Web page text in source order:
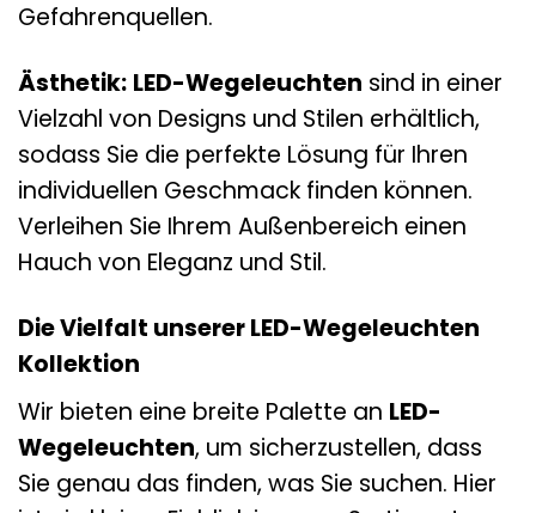
Gefahrenquellen.
Ästhetik: LED-Wegeleuchten sind in einer
Vielzahl von Designs und Stilen erhältlich,
sodass Sie die perfekte Lösung für Ihren
individuellen Geschmack finden können.
Verleihen Sie Ihrem Außenbereich einen
Hauch von Eleganz und Stil.
Die Vielfalt unserer LED-Wegeleuchten
Kollektion
Wir bieten eine breite Palette an LED-
Wegeleuchten, um sicherzustellen, dass
Sie genau das finden, was Sie suchen. Hier